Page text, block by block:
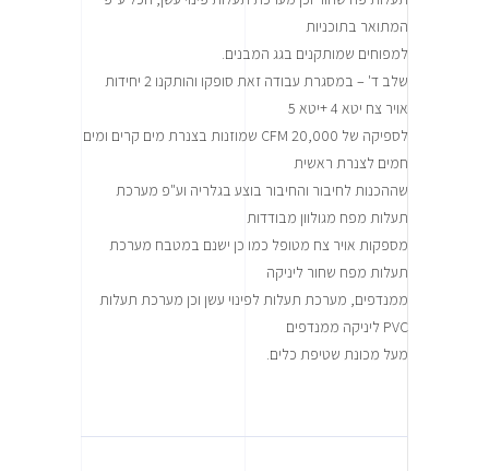
המתואר בתוכניות
למפוחים שמותקנים בגג המבנים.
שלב ד' – במסגרת עבודה זאת סופקו והותקנו 2 יחידות
אויר צח יטא 4 +יטא 5
לספיקה של CFM 20,000 שמוזנות בצנרת מים קרים ומים
חמים לצנרת ראשית
שההכנות לחיבור והחיבור בוצע בגלריה וע"פ מערכת
תעלות מפח מגולוון מבודדות
מספקות אויר צח מטופל כמו כן ישנם במטבח מערכת
תעלות מפח שחור ליניקה
ממנדפים, מערכת תעלות לפינוי עשן וכן מערכת תעלות
PVC ליניקה ממנדפים
מעל מכונת שטיפת כלים.